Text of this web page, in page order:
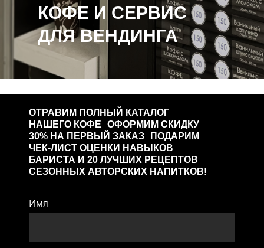
КОФЕ И СЕРВИС
ДЛЯ ВЕНДИНГА
ОТРАВИМ ПОЛНЫЙ КАТАЛОГ
НАШЕГО КОФЕ ОФОРМИМ СКИДКУ
30% НА ПЕРВЫЙ ЗАКАЗ ПОДАРИМ
ЧЕК-ЛИСТ ОЦЕНКИ НАВЫКОВ
БАРИСТА И 20 ЛУЧШИХ РЕЦЕПТОВ
СЕЗОННЫХ АВТОРСКИХ НАПИТКОВ!
Имя